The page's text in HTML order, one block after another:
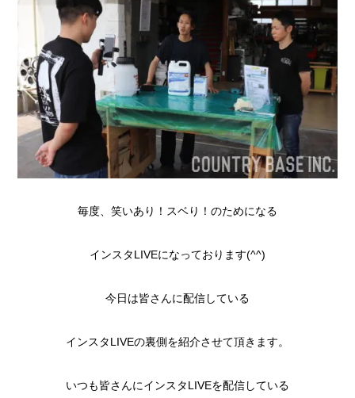
毎度、笑いあり！スベり！のためになる
インスタLIVEになっております(^^)
今日は皆さんに配信している
インスタLIVEの裏側を紹介させて頂きます。
いつも皆さんにインスタLIVEを配信している